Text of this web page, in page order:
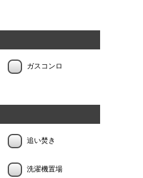
ガスコンロ
追い焚き
洗濯機置場